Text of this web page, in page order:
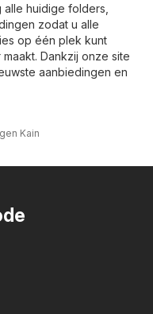
huidige folders,
zodat u alle
op één plek kunt
Dankzij onze site
aanbiedingen en
Kain